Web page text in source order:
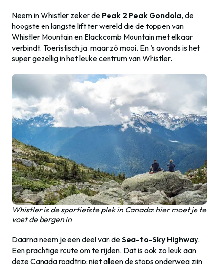
Neem in Whistler zeker de Peak 2 Peak Gondola, de
hoogste en langste lift ter wereld die de toppen van
Whistler Mountain en Blackcomb Mountain met elkaar
verbindt. Toeristisch ja, maar zó mooi. En ’s avonds is het
super gezellig in het leuke centrum van Whistler.
Whistler is de sportiefste plek in Canada: hier moet je te
voet de bergen in
Daarna neem je een deel van deSea-to-Sky Highway.
Een prachtige route om te rijden. Dat is ook zo leuk aan
deze Canada roadtrip: niet alleen de stops onderweg zijn